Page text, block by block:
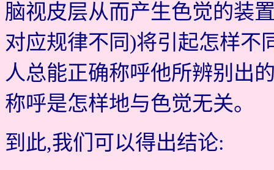
脑视皮层从而产生色觉的装
对应规律不同)将引起怎样不
人总能正确称呼他所辨别出
称呼是怎样地与色觉无关。
到此,我们可以得出结论: